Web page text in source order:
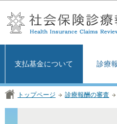
支払基金について 診療
トップページ 診療報酬の審査